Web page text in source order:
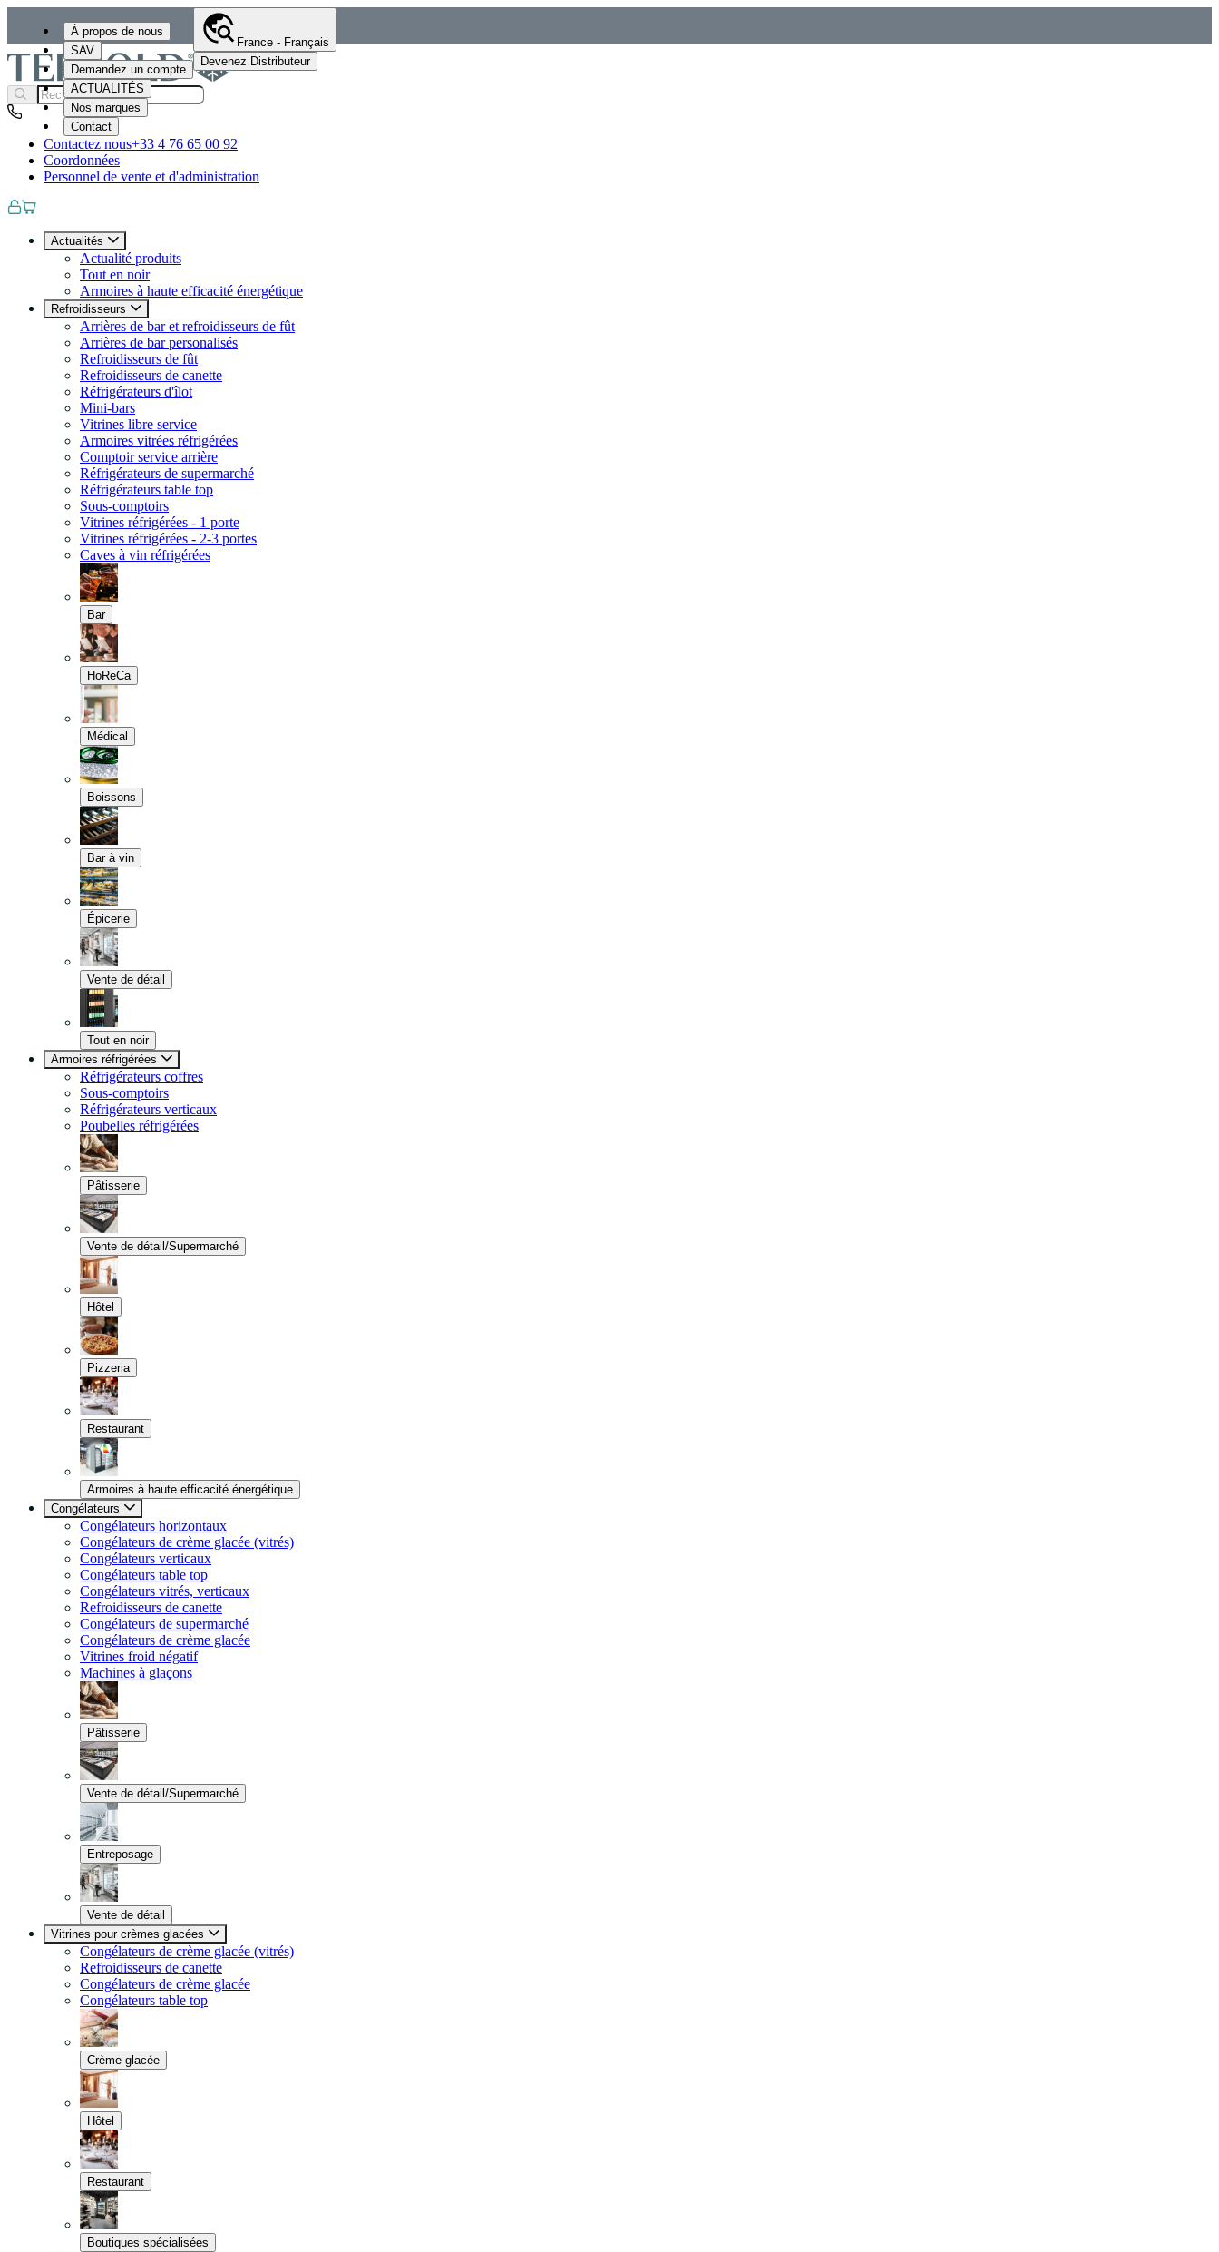
À propos de nous
SAV
Demandez un compte
ACTUALITÉS
Nos marques
Contact
France - Français
Devenez Distributeur
Contactez nous+33 4 76 65 00 92
Coordonnées
Personnel de vente et d'administration
Actualités
Actualité produits
Tout en noir
Armoires à haute efficacité énergétique
Refroidisseurs
Arrières de bar et refroidisseurs de fût
Arrières de bar personalisés
Refroidisseurs de fût
Refroidisseurs de canette
Réfrigérateurs d'îlot
Mini-bars
Vitrines libre service
Armoires vitrées réfrigérées
Comptoir service arrière
Réfrigérateurs de supermarché
Réfrigérateurs table top
Sous-comptoirs
Vitrines réfrigérées - 1 porte
Vitrines réfrigérées - 2-3 portes
Caves à vin réfrigérées
Bar
HoReCa
Médical
Boissons
Bar à vin
Épicerie
Vente de détail
Tout en noir
Armoires réfrigérées
Réfrigérateurs coffres
Sous-comptoirs
Réfrigérateurs verticaux
Poubelles réfrigérées
Pâtisserie
Vente de détail/Supermarché
Hôtel
Pizzeria
Restaurant
Armoires à haute efficacité énergétique
Congélateurs
Congélateurs horizontaux
Congélateurs de crème glacée (vitrés)
Congélateurs verticaux
Congélateurs table top
Congélateurs vitrés, verticaux
Refroidisseurs de canette
Congélateurs de supermarché
Congélateurs de crème glacée
Vitrines froid négatif
Machines à glaçons
Pâtisserie
Vente de détail/Supermarché
Entreposage
Vente de détail
Vitrines pour crèmes glacées
Congélateurs de crème glacée (vitrés)
Refroidisseurs de canette
Congélateurs de crème glacée
Congélateurs table top
Crème glacée
Hôtel
Restaurant
Boutiques spécialisées